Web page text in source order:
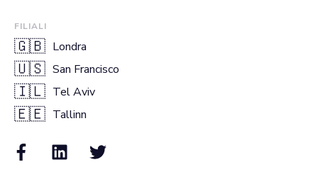
FILIALI
🇬🇧 Londra
🇺🇸 San Francisco
🇮🇱 Tel Aviv
🇪🇪 Tallinn